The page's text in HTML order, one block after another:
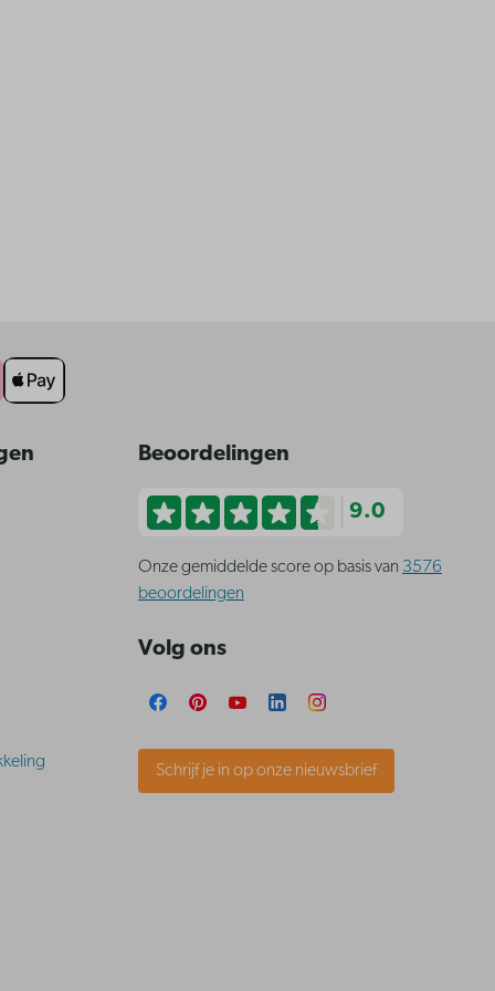
Beoordelingen
9.0
Onze gemiddelde score op basis van 3576
beoordelingen
Volg ons
Schrijf je in op onze nieuwsbrief